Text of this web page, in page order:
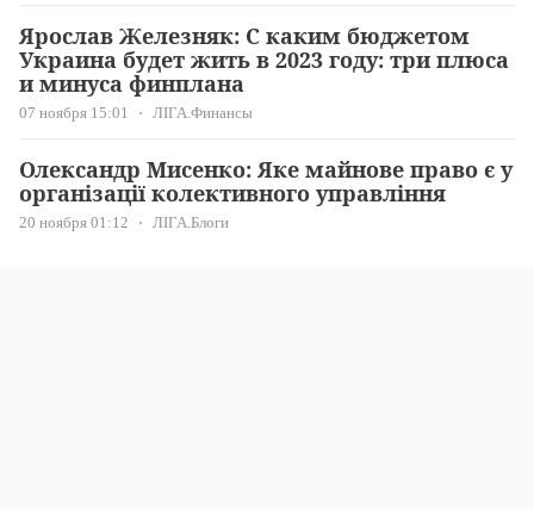
Ярослав Железняк: С каким бюджетом
Украина будет жить в 2023 году: три плюса
и минуса финплана
07 ноября 15:01 ЛІГА.Финансы
Олександр Мисенко: Яке майнове право є у
організації колективного управління
20 ноября 01:12 ЛІГА.Блоги